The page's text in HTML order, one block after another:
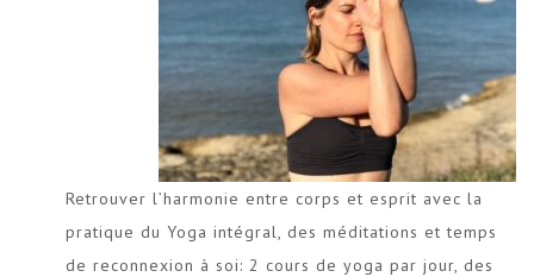
Retrouver l’harmonie entre corps et esprit avec la
pratique du Yoga intégral, des méditations et temps
de reconnexion à soi: 2 cours de yoga par jour, des